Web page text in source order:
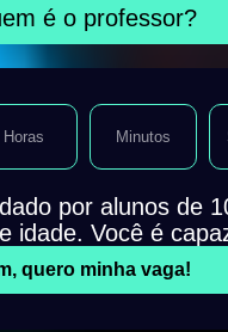
é o professor?
por alunos de
idade. Você é
quero minha vaga!
Horas Minutos